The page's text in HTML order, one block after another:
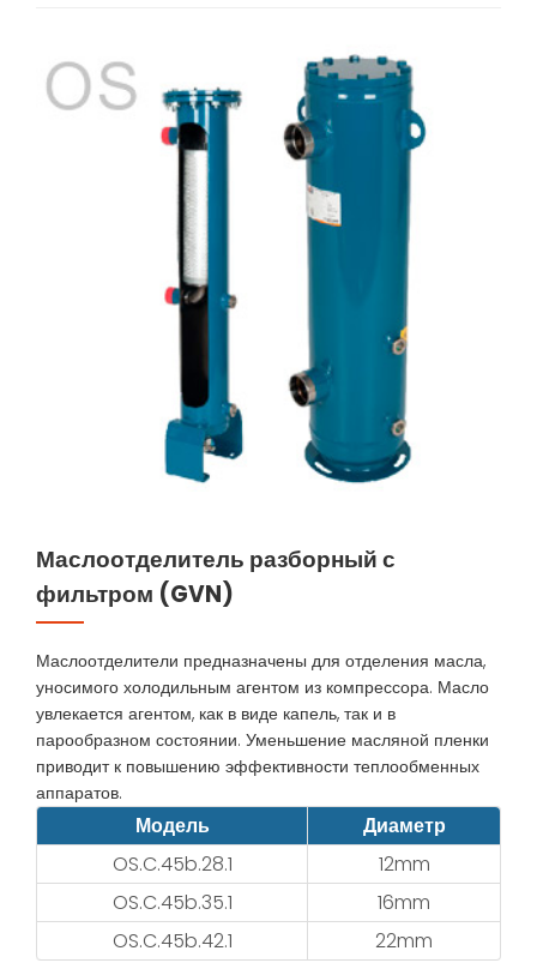
Маслоотделитель разборный с
фильтром (GVN)
Маслоотделители предназначены для отделения масла,
уносимого холодильным агентом из компрессора. Масло
увлекается агентом, как в виде капель, так и в
парообразном состоянии. Уменьшение масляной пленки
приводит к повышению эффективности теплообменных
аппаратов.
Модель
Диаметр
OS.C.45b.28.1
12mm
OS.C.45b.35.1
16mm
OS.C.45b.42.1
22mm